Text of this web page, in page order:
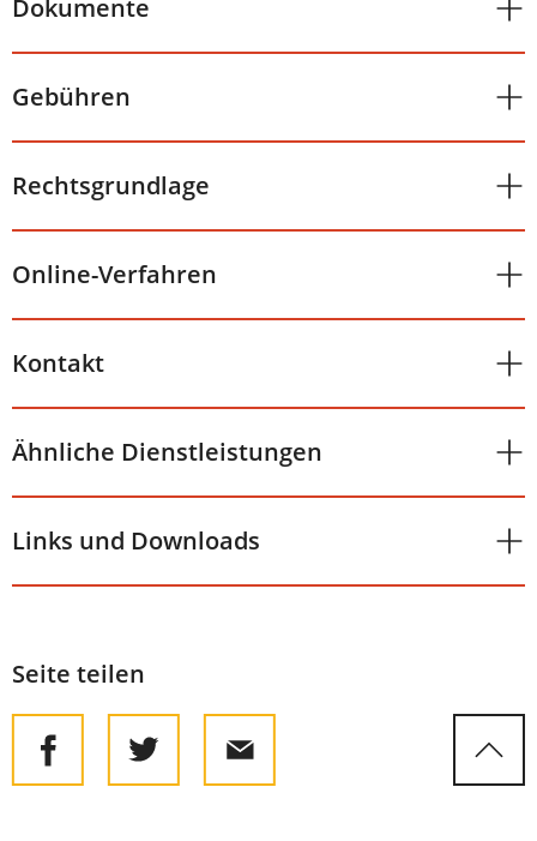
Dokumente
Gebühren
Rechtsgrundlage
Online-Verfahren
Kontakt
Ähnliche Dienstleistungen
Links und Downloads
Seite teilen